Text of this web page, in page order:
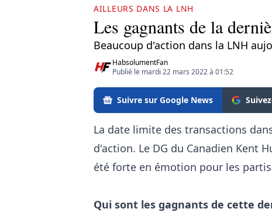
AILLEURS DANS LA LNH
Les gagnants de la
Beaucoup d'action dans la LNH
HabsolumentFan
Publié le mardi 22 mars 2022 à 01:52
Suivre sur Google News
La date limite des transactions
d'action. Le DG du Canadien Kent
été forte en émotion pour les
Qui sont les gagnants de cette